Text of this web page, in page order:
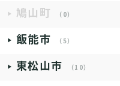
鳩山町 （0）
飯能市 （5）
東松山市 （10）